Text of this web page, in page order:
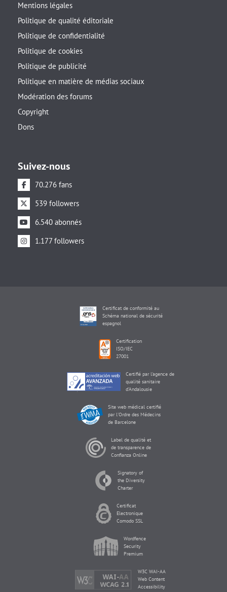
Mentions légales
Politique de qualité éditoriale
Politique de confidentialité
Politique de cookies
Politique de publicité
Politique en matière de médias sociaux
Modération des forums
Copyright
Dons
Suivez-nous
70.276 fans
539 followers
6.540 abonnés
1.177 followers
Certificat de conformité au
Schéma national de sécurité
espagnol
Certification
ISO/IEC
27001
Certifié par l'agence de
qualité sanitaire
d'Andalousie
Site web médical certifié
par l'Ordre des Médecins
de Barcelone
Label de qualité et
de transparence de
Confianza Online
Signatory of
the Diversity
Charter
Certificat
Electronique
Comodo SSL
Wordfence
Security
Premium
W3C WAI-AA
Web Content
Accessibility